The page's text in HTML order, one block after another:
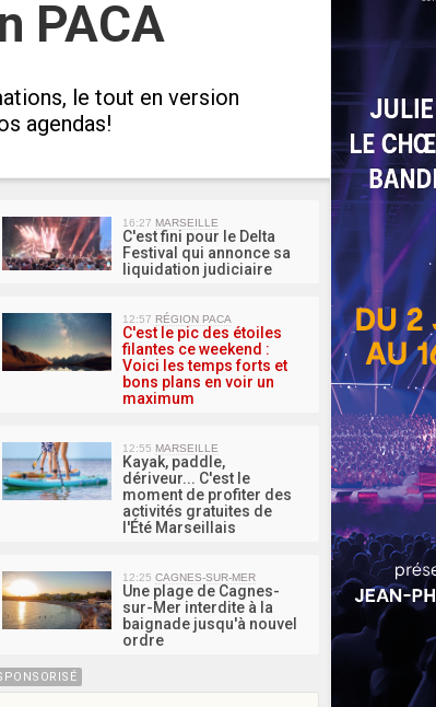
PACA
le tout en version
agendas!
16:27 MARSEILLE
C'est fini pour le Delta
Festival qui annonce sa
liquidation judiciaire
12:57 RÉGION PACA
C'est le pic des étoiles
filantes ce weekend :
Voici les temps forts et
bons plans en voir un
maximum
12:55 MARSEILLE
Kayak, paddle,
dériveur... C'est le
moment de profiter des
activités gratuites de
l'Été Marseillais
12:25 CAGNES-SUR-MER
Une plage de Cagnes-
sur-Mer interdite à la
baignade jusqu'à nouvel
ordre